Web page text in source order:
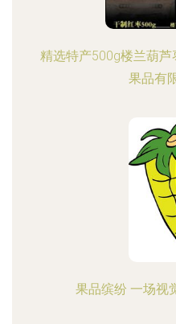
精选特产500g楼兰葫
果品有
果品缤纷 一场视